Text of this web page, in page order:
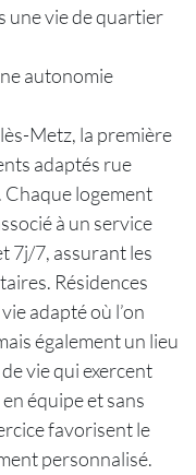
une vie de quartier
autonomie
Metz, la première
adaptés rue
Chaque logement
à un service
7j/7, assurant les
Résidences
adapté où l’on
également un lieu
vie qui exercent
équipe et sans
favorisent le
personnalisé.